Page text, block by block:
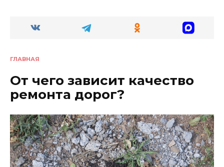
ГЛАВНАЯ
От чего зависит качество
ремонта дорог?